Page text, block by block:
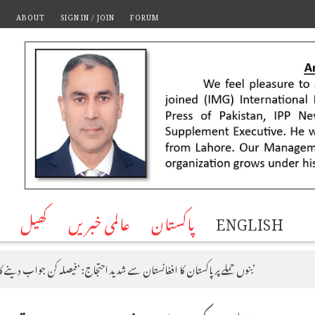
ABOUT SIGN IN / JOIN FORUM
کھیل عالمی خبریں پاکستان ENGLISH
بنوں حملے پر پاکستان کا افغانستان سے شدید احتجاج: ‘فیصلہ کن جواب دینے کا حق رکھتے ہیں’